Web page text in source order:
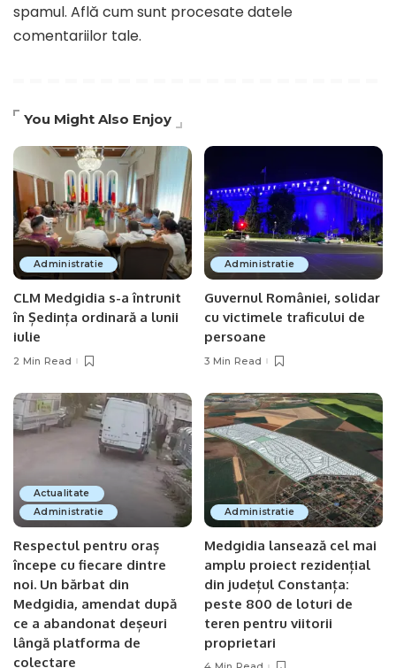
spamul. Află cum sunt procesate datele
comentariilor tale.
You Might Also Enjoy
Administratie
CLM Medgidia s-a întrunit
în Ședința ordinară a lunii
iulie
2 Min Read
Administratie
Guvernul României, solidar
cu victimele traficului de
persoane
3 Min Read
Actualitate
Administratie
Respectul pentru oraș
începe cu fiecare dintre
noi. Un bărbat din
Medgidia, amendat după
ce a abandonat deșeuri
lângă platforma de
colectare
Administratie
Medgidia lansează cel mai
amplu proiect rezidențial
din județul Constanța:
peste 800 de loturi de
teren pentru viitorii
proprietari